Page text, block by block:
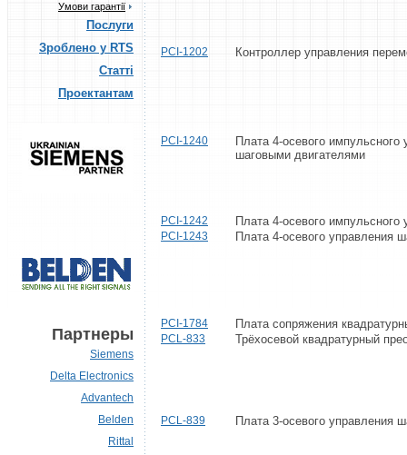
Умови гарантії
Послуги
Зроблено у RTS
Статті
Проектантам
Партнеры
Siemens
Delta Electronics
Advantech
Belden
Rittal
PCI-1202 Контроллер управления
PCI-1240
Плата 4-осевого
шаговыми двигателями
PCI-1242 Плата 4-осевого
PCI-1243 Плата 4-осевого управления
PCI-1784 Плата сопряжения
PCL-833 Трёхосевой квадратурный
PCL-839 Плата 3-осевого управления